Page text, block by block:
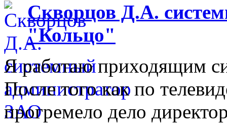
Скворцов Д.А.
"Кольцо"
Я работаю приходящим
После того как по
прогремело дело